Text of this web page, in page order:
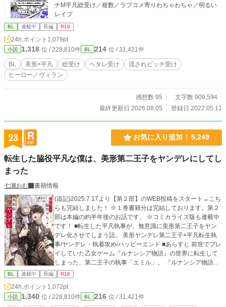
チM平凡総受け／複数／ラブコメ寄りわちゃわちゃ／明るい
レイプ
BL 連載中 長編 R18
24h.ポイント 1,079pt
小説 1,318 位 / 228,810件 BL 214 位 / 31,421件
BL 美形×平凡 総受け ヘタレ受け
流されビッチ受け
ヒーロー／ヴィラン
感想数 95
文字数 909,594
最終更新日 2026.08.05
登録日 2022.05.11
23 お気に入り追加 5,249
転生した脇役平凡な僕は、美形第二王子をヤンデレにしてし
まった
七瀬おむ
書籍情報
(追記)2025.7.17より【第２部】のWEB投稿をスタート→こち
らも完結しました！ ※１巻書籍分は完結しております。第２
部は本編の約半年後のお話です。 ※コミカライズ版も連載中
です！ ■転生した平凡執事が、無意識に美形第二王子をヤン
デレ化させてしまう話。 美形ヤンデレ第二王子×平凡転生執
事/ヤンデレ・執着攻め/ハッピーエンド ■あらすじ 前世でプレ
イしていた乙女ゲーム『ルナンシア物語』の世界に転生して
しまった、第二王子の執事「エミル」。 『ルナンシア物語』
は、ヒロインの聖女「マリア」が、俺様系第一王子「イザ
ク」と、類稀なる美貌を持つが心に闇を抱える第二王子「ア
ルベルト」、この二人の王子から取り合いをされるドキドキ
の乙女ゲームである。 しかし、単なる脇役執事であるエミル
BL 連載中 長編 R18
24h.ポイント 1,072pt
小説 1,340 位 / 228,810件 BL 216 位 / 31,421件